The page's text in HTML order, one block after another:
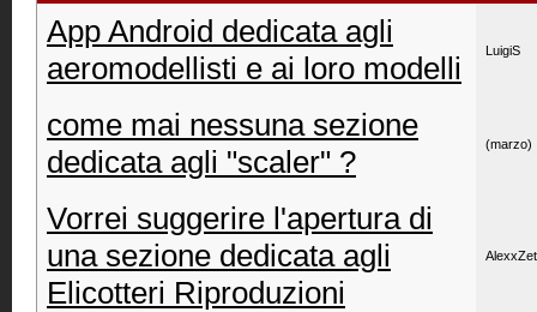
App Android dedicata agli
aeromodellisti e ai loro modelli
LuigiS
come mai nessuna sezione
dedicata agli "scaler" ?
(marzo)
Vorrei suggerire l'apertura di
una sezione dedicata agli
Elicotteri Riproduzioni